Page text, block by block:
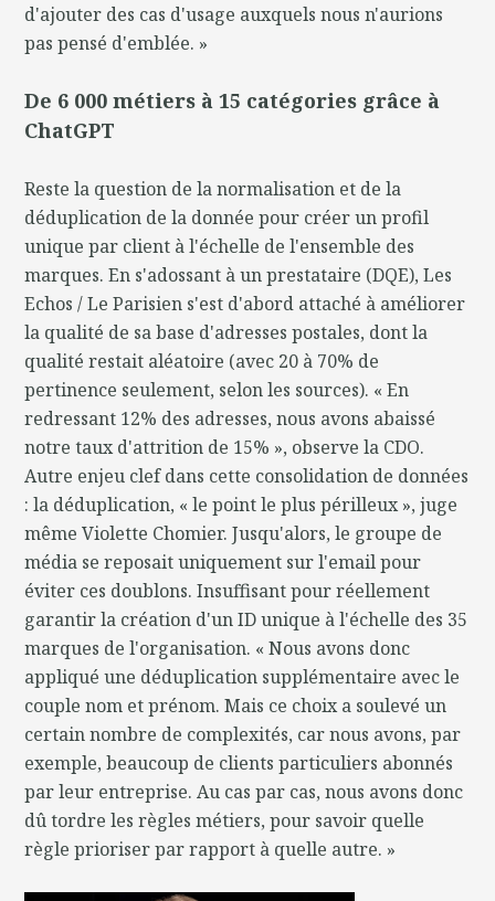
d'ajouter des cas d'usage auxquels nous n'aurions
pas pensé d'emblée. »
De 6 000 métiers à 15 catégories grâce à
ChatGPT
Reste la question de la normalisation et de la
déduplication de la donnée pour créer un profil
unique par client à l'échelle de l'ensemble des
marques. En s'adossant à un prestataire (DQE), Les
Echos / Le Parisien s'est d'abord attaché à améliorer
la qualité de sa base d'adresses postales, dont la
qualité restait aléatoire (avec 20 à 70% de
pertinence seulement, selon les sources). « En
redressant 12% des adresses, nous avons abaissé
notre taux d'attrition de 15% », observe la CDO.
Autre enjeu clef dans cette consolidation de données
: la déduplication, « le point le plus périlleux », juge
même Violette Chomier. Jusqu'alors, le groupe de
média se reposait uniquement sur l'email pour
éviter ces doublons. Insuffisant pour réellement
garantir la création d'un ID unique à l'échelle des 35
marques de l'organisation. « Nous avons donc
appliqué une déduplication supplémentaire avec le
couple nom et prénom. Mais ce choix a soulevé un
certain nombre de complexités, car nous avons, par
exemple, beaucoup de clients particuliers abonnés
par leur entreprise. Au cas par cas, nous avons donc
dû tordre les règles métiers, pour savoir quelle
règle prioriser par rapport à quelle autre. »